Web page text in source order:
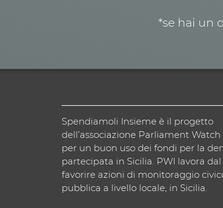
*se hai un
Spendiamoli Insieme è il progetto
dell’associazione Parliament Watch
per un buon uso dei fondi per la
partecipata in Sicilia. PWI lavora dal
favorire azioni di monitoraggio
pubblica a livello locale, in Sicilia.